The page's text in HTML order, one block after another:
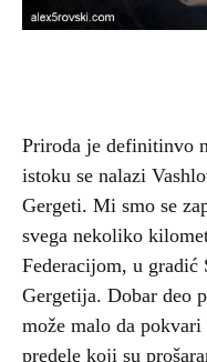
Priroda je definitinvo
istoku se nalazi
Gergeti. Mi smo se
svega nekoliko
Federacijom, u gradić
Gergetija. Dobar deo
može malo da
predele koji su